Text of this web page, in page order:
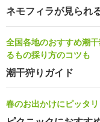
ネモフィラが見られ
全国各地のおすすめ潮
るもの採り方のコツも
潮干狩りガイド
春のお出かけにピッタリ